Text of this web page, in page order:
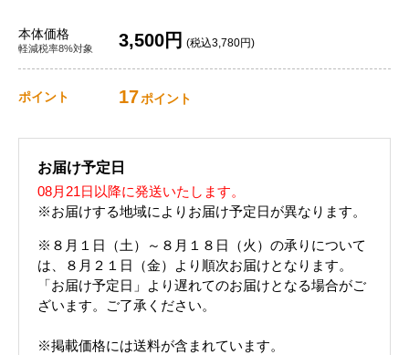
本体価格
軽減税率8%対象 3,500円 (税込3,780円)
ポイント 17ポイント
お届け予定日
08月21日以降に発送いたします。
※お届けする地域によりお届け予定日が異なります。
※８月１日（土）～８月１８日（火）の承りについて
は、８月２１日（金）より順次お届けとなります。
「お届け予定日」より遅れてのお届けとなる場合がご
ざいます。ご了承ください。
※掲載価格には送料が含まれています。